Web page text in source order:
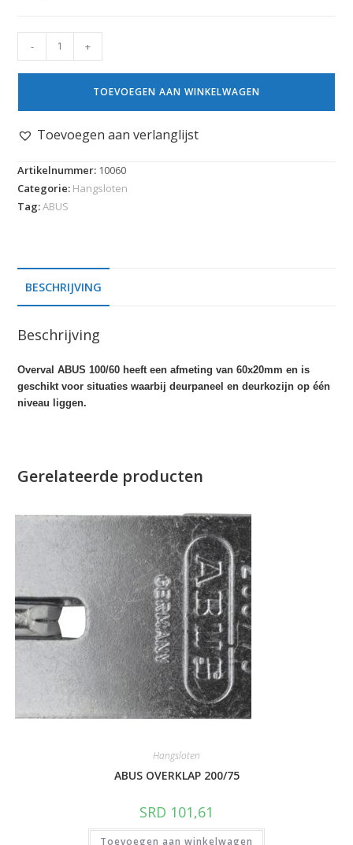
- +
TOEVOEGEN AAN WINKELWAGEN
Toevoegen aan verlanglijst
Artikelnummer: 10060
Categorie: Hangsloten
Tag:ABUS
BESCHRIJVING
Beschrijving
Overval ABUS 100/60 heeft een afmeting van 60x20mm en is
geschikt voor situaties waarbij deurpaneel en deurkozijn op één
niveau liggen.
Gerelateerde producten
Hangsloten
ABUS OVERKLAP 200/75
SRD 101,61
Toevoegen aan winkelwagen